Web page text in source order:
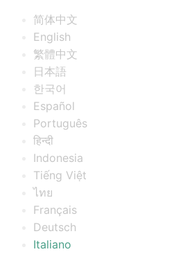
简体中文
English
繁體中文
日本語
한국어
Español
Português
हिन्दी
Indonesia
Tiếng Việt
ไทย
Français
Deutsch
Italiano